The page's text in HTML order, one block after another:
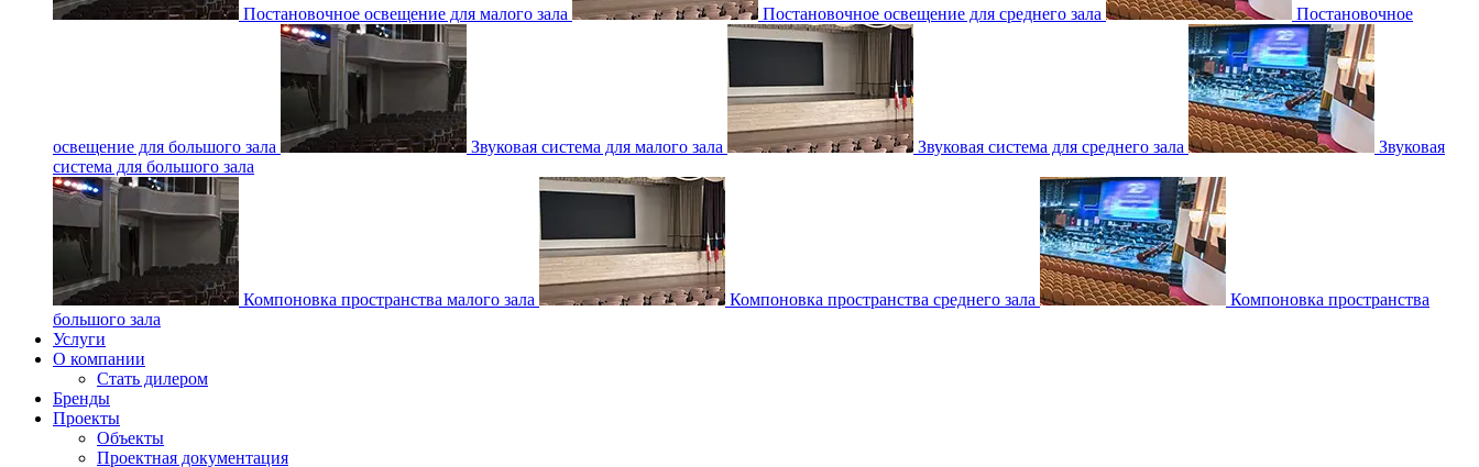
Постановочное освещение для малого зала Постановочное освещение для среднего зала Постановочное
освещение для большого зала Звуковая система для малого зала Звуковая система для среднего зала
Звуковая
система для большого зала
Компоновка пространства малого зала Компоновка пространства среднего зала
Компоновка пространства
большого зала
Услуги
О компании
Стать дилером
Бренды
Проекты
Объекты
Проектная документация